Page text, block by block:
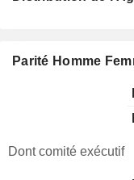
Parité Homme
Dont comité exécutif